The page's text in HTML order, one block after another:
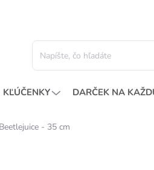
KĽÚČENKY DARČEK NA
- 35 cm